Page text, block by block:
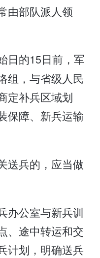
由部队派人领
日的15日前，军
组，与省级人民
定补兵区域划
保障、新兵运输
送兵的，应当做
办公室与新兵训
、途中转运和交
计划，明确送兵